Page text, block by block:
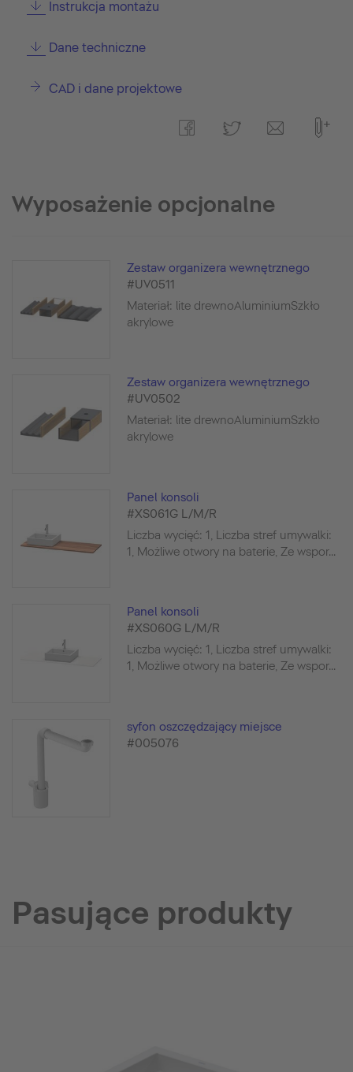
Instrukcja montażu
Dane techniczne
CAD i dane projektowe
Wyposażenie opcjonalne
Zestaw organizera wewnętrznego
#UV0511
Materiał: lite drewnoAluminiumSzkło
akrylowe
Zestaw organizera wewnętrznego
#UV0502
Materiał: lite drewnoAluminiumSzkło
akrylowe
Panel konsoli
#XS061G L/M/R
Liczba wycięć: 1, Liczba stref umywalki:
1, Możliwe otwory na baterie, Ze wspor...
Panel konsoli
#XS060G L/M/R
Liczba wycięć: 1, Liczba stref umywalki:
1, Możliwe otwory na baterie, Ze wspor...
syfon oszczędzający miejsce
#005076
Pasujące produkty